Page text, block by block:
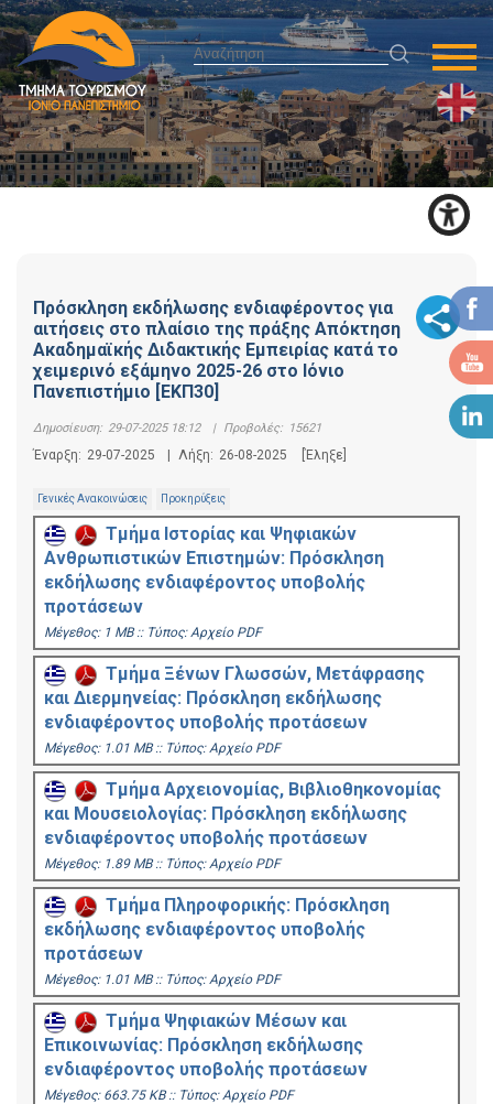
Πρόσκληση εκδήλωσης ενδιαφέροντος για
αιτήσεις στο πλαίσιο της πράξης Απόκτηση
Ακαδημαϊκής Διδακτικής Εμπειρίας κατά το
χειμερινό εξάμηνο 2025-26 στο Ιόνιο
Πανεπιστήμιο [ΕΚΠ30]
Δημοσίευση: 29-07-2025 18:12 | Προβολές: 15621
Έναρξη: 29-07-2025 Λήξη: 26-08-2025 [Έληξε]
Γενικές Ανακοινώσεις Προκηρύξεις
Τμήμα Ιστορίας και Ψηφιακών
Ανθρωπιστικών Επιστημών: Πρόσκληση
εκδήλωσης ενδιαφέροντος υποβολής
προτάσεων
Mέγεθος: 1 MB :: Τύπος: Αρχείο PDF
Τμήμα Ξένων Γλωσσών, Μετάφρασης
και Διερμηνείας: Πρόσκληση εκδήλωσης
ενδιαφέροντος υποβολής προτάσεων
Mέγεθος: 1.01 MB :: Τύπος: Αρχείο PDF
Τμήμα Αρχειονομίας, Βιβλιοθηκονομίας
και Μουσειολογίας: Πρόσκληση εκδήλωσης
ενδιαφέροντος υποβολής προτάσεων
Mέγεθος: 1.89 MB :: Τύπος: Αρχείο PDF
Τμήμα Πληροφορικής: Πρόσκληση
εκδήλωσης ενδιαφέροντος υποβολής
προτάσεων
Mέγεθος: 1.01 MB :: Τύπος: Αρχείο PDF
Τμήμα Ψηφιακών Μέσων και
Επικοινωνίας: Πρόσκληση εκδήλωσης
ενδιαφέροντος υποβολής προτάσεων
Mέγεθος: 663.75 KB :: Τύπος: Αρχείο PDF